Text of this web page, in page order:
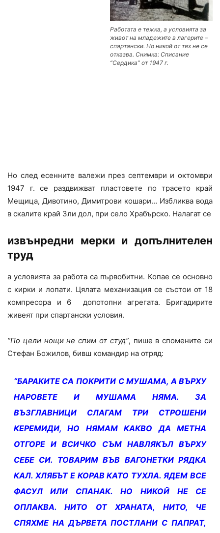
Работата е тежка, а условията за
живот на младежите в лагерите –
спартански. Но никой от тях не се
отказва. Снимка: Списание
“Сердика” от 1947 г.
Но след есенните валежи през септември и октомври
1947 г. се раздвижват пластовете по трасето край
Мещица, Дивотино, Димитрови кошари… Избликва вода
в скалите край Зли дол, при село Храбърско. Налагат се
извънредни мерки и допълнителен
труд
а условията за работа са първобитни. Копае се основно
с кирки и лопати. Цялата механизация се състои от 18
компресора и 6 допотопни агрегата. Бригадирите
живеят при спартански условия.
“По цели нощи не спим от студ”, пише в спомените си
Стефан Божилов, бивш командир на отряд:
“БАРАКИТЕ СА ПОКРИТИ С МУШАМА, А ВЪРХУ
НАРОВЕТЕ И МУШАМА НЯМА. ЗА
ВЪЗГЛАВНИЦИ СЛАГАМ ТРИ СТРОШЕНИ
КЕРЕМИДИ, НО НЯМАМ КАКВО ДА МЕТНА
ОТГОРЕ И ВСИЧКО СЪМ НАВЛЯКЪЛ ВЪРХУ
СЕБЕ СИ. ТОВАРИМ ВЪВ ВАГОНЕТКИ РЯДКА
КАЛ. ХЛЯБЪТ Е КОРАВ КАТО ТУХЛА. ЯДЕМ ВСЕ
ФАСУЛ ИЛИ СПАНАК. НО НИКОЙ НЕ СЕ
ОПЛАКВА. НИТО ОТ ХРАНАТА, НИТО, ЧЕ
СПЯХМЕ НА ДЪРВЕТА ПОСТЛАНИ С ПАПРАТ,